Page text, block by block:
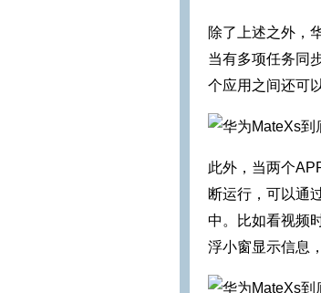
除了上述之外，
当有多项任务同
个应用之间还可
此外，当两个
断运行，可以通
中。比如看视频
浮小窗显示信息